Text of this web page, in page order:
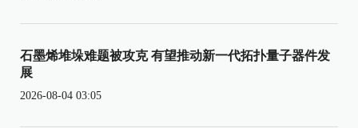
石墨烯堆垛难题被攻克 有望推动新一代拓扑量子器件发
展
2026-08-04 03:05